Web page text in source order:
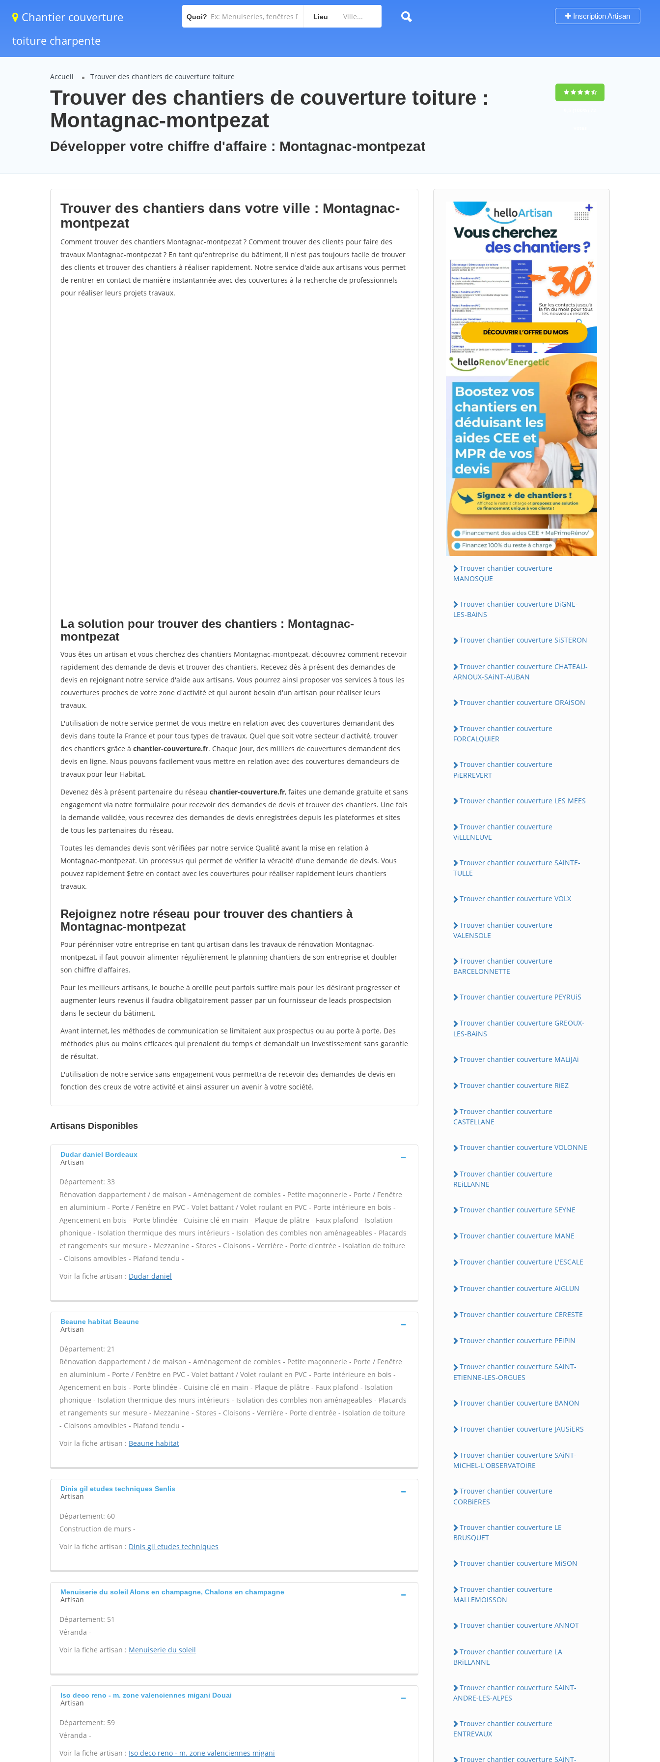
Chantier couverture
toiture charpente
Quoi? Lieu Inscription Artisan
Accueil Trouver des chantiers de couverture toiture
Trouver des chantiers de couverture toiture :
Montagnac-montpezat
Développer votre chiffre d'affaire : Montagnac-montpezat
Trouver des chantiers dans votre ville : Montagnac-
montpezat
Comment trouver des chantiers Montagnac-montpezat ? Comment trouver des clients pour faire des
travaux Montagnac-montpezat ? En tant qu'entreprise du bâtiment, il n'est pas toujours facile de trouver
des clients et trouver des chantiers à réaliser rapidement. Notre service d'aide aux artisans vous permet
de rentrer en contact de manière instantannée avec des couvertures à la recherche de professionnels
pour réaliser leurs projets travaux.
La solution pour trouver des chantiers : Montagnac-
montpezat
Vous êtes un artisan et vous cherchez des chantiers Montagnac-montpezat, découvrez comment recevoir
rapidement des demande de devis et trouver des chantiers. Recevez dès à présent des demandes de
devis en rejoignant notre service d'aide aux artisans. Vous pourrez ainsi proposer vos services à tous les
couvertures proches de votre zone d'activité et qui auront besoin d'un artisan pour réaliser leurs
travaux.
L'utilisation de notre service permet de vous mettre en relation avec des couvertures demandant des
devis dans toute la France et pour tous types de travaux. Quel que soit votre secteur d'activité, trouver
des chantiers grâce à chantier-couverture.fr. Chaque jour, des milliers de couvertures demandent des
devis en ligne. Nous pouvons facilement vous mettre en relation avec des couvertures demandeurs de
travaux pour leur Habitat.
Devenez dès à présent partenaire du réseau chantier-couverture.fr, faites une demande gratuite et sans
engagement via notre formulaire pour recevoir des demandes de devis et trouver des chantiers. Une fois
la demande validée, vous recevrez des demandes de devis enregistrées depuis les plateformes et sites
de tous les partenaires du réseau.
Toutes les demandes devis sont vérifiées par notre service Qualité avant la mise en relation à
Montagnac-montpezat. Un processus qui permet de vérifier la véracité d'une demande de devis. Vous
pouvez rapidement $etre en contact avec les couvertures pour réaliser rapidement leurs chantiers
travaux.
Rejoignez notre réseau pour trouver des chantiers à
Montagnac-montpezat
Pour pérénniser votre entreprise en tant qu'artisan dans les travaux de rénovation Montagnac-
montpezat, il faut pouvoir alimenter régulièrement le planning chantiers de son entreprise et doubler
son chiffre d'affaires.
Pour les meilleurs artisans, le bouche à oreille peut parfois suffire mais pour les désirant progresser et
augmenter leurs revenus il faudra obligatoirement passer par un fournisseur de leads prospectsion
dans le secteur du bâtiment.
Avant internet, les méthodes de communication se limitaient aux prospectus ou au porte à porte. Des
méthodes plus ou moins efficaces qui prenaient du temps et demandait un investissement sans garantie
de résultat.
L'utilisation de notre service sans engagement vous permettra de recevoir des demandes de devis en
fonction des creux de votre activité et ainsi assurer un avenir à votre société.
Artisans Disponibles
Dudar daniel Bordeaux
Artisan
Département: 33
Rénovation dappartement / de maison - Aménagement de combles - Petite maçonnerie - Porte / Fenêtre
en aluminium - Porte / Fenêtre en PVC - Volet battant / Volet roulant en PVC - Porte intérieure en bois -
Agencement en bois - Porte blindée - Cuisine clé en main - Plaque de plâtre - Faux plafond - Isolation
phonique - Isolation thermique des murs intérieurs - Isolation des combles non aménageables - Placards
et rangements sur mesure - Mezzanine - Stores - Cloisons - Verrière - Porte d'entrée - Isolation de toiture
- Cloisons amovibles - Plafond tendu -
Voir la fiche artisan : Dudar daniel
Beaune habitat Beaune
Artisan
Département: 21
Rénovation dappartement / de maison - Aménagement de combles - Petite maçonnerie - Porte / Fenêtre
en aluminium - Porte / Fenêtre en PVC - Volet battant / Volet roulant en PVC - Porte intérieure en bois -
Agencement en bois - Porte blindée - Cuisine clé en main - Plaque de plâtre - Faux plafond - Isolation
phonique - Isolation thermique des murs intérieurs - Isolation des combles non aménageables - Placards
et rangements sur mesure - Mezzanine - Stores - Cloisons - Verrière - Porte d'entrée - Isolation de toiture
- Cloisons amovibles - Plafond tendu -
Voir la fiche artisan : Beaune habitat
Dinis gil etudes techniques Senlis
Artisan
Département: 60
Construction de murs -
Voir la fiche artisan : Dinis gil etudes techniques
Menuiserie du soleil Alons en champagne, Chalons en champagne
Artisan
Département: 51
Véranda -
Voir la fiche artisan : Menuiserie du soleil
Iso deco reno - m. zone valenciennes migani Douai
Artisan
Département: 59
Véranda -
Voir la fiche artisan : Iso deco reno - m. zone valenciennes migani
Trouver chantier couverture
MANOSQUE
Trouver chantier couverture DiGNE-
LES-BAiNS
Trouver chantier couverture SiSTERON
Trouver chantier couverture CHATEAU-
ARNOUX-SAiNT-AUBAN
Trouver chantier couverture ORAiSON
Trouver chantier couverture
FORCALQUiER
Trouver chantier couverture
PiERREVERT
Trouver chantier couverture LES MEES
Trouver chantier couverture
ViLLENEUVE
Trouver chantier couverture SAiNTE-
TULLE
Trouver chantier couverture VOLX
Trouver chantier couverture
VALENSOLE
Trouver chantier couverture
BARCELONNETTE
Trouver chantier couverture PEYRUiS
Trouver chantier couverture GREOUX-
LES-BAiNS
Trouver chantier couverture MALiJAi
Trouver chantier couverture RiEZ
Trouver chantier couverture
CASTELLANE
Trouver chantier couverture VOLONNE
Trouver chantier couverture
REiLLANNE
Trouver chantier couverture SEYNE
Trouver chantier couverture MANE
Trouver chantier couverture L'ESCALE
Trouver chantier couverture AiGLUN
Trouver chantier couverture CERESTE
Trouver chantier couverture PEiPiN
Trouver chantier couverture SAiNT-
ETiENNE-LES-ORGUES
Trouver chantier couverture BANON
Trouver chantier couverture JAUSiERS
Trouver chantier couverture SAiNT-
MiCHEL-L'OBSERVATOiRE
Trouver chantier couverture
CORBiERES
Trouver chantier couverture LE
BRUSQUET
Trouver chantier couverture MiSON
Trouver chantier couverture
MALLEMOiSSON
Trouver chantier couverture ANNOT
Trouver chantier couverture LA
BRiLLANNE
Trouver chantier couverture SAiNT-
ANDRE-LES-ALPES
Trouver chantier couverture
ENTREVAUX
Trouver chantier couverture SAiNT-